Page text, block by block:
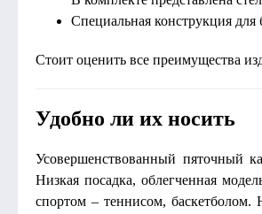
Специальная конструкция
Стоит оценить все преимущества
Удобно ли их носить
Усовершенствованный пяточный
Низкая посадка, облегченная
спортом – теннисом,